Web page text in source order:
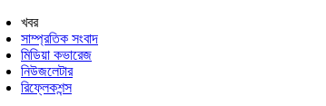
খবর
সাম্প্রতিক সংবাদ
মিডিয়া কভারেজ
নিউজলেটার
রিফ্লেকশন্স